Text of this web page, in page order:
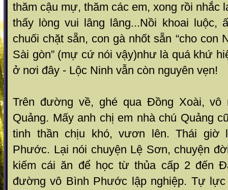
thăm cậu mự, thăm các em, xong rồi nhắc
thấy lòng vui lâng lâng...Nồi khoai luộc,
chuối chặt sẵn, con gà nhốt sẵn “cho con
Sài gòn” (mự cứ nói vậy)như là quá khứ
ở nơi đây - Lộc Ninh vẫn còn nguyên vẹn!
Trên đường về, ghé qua Đồng Xoài, vô
Quảng. Mấy anh chị em nhà chú Quảng
tinh thần chịu khó, vươn lên. Thái giờ
Phước. Lại nói chuyện Lệ Sơn, chuyện
kiếm cái ăn để học từ thủa cấp 2 đến
đường vô Bình Phước lập nghiệp. Tự